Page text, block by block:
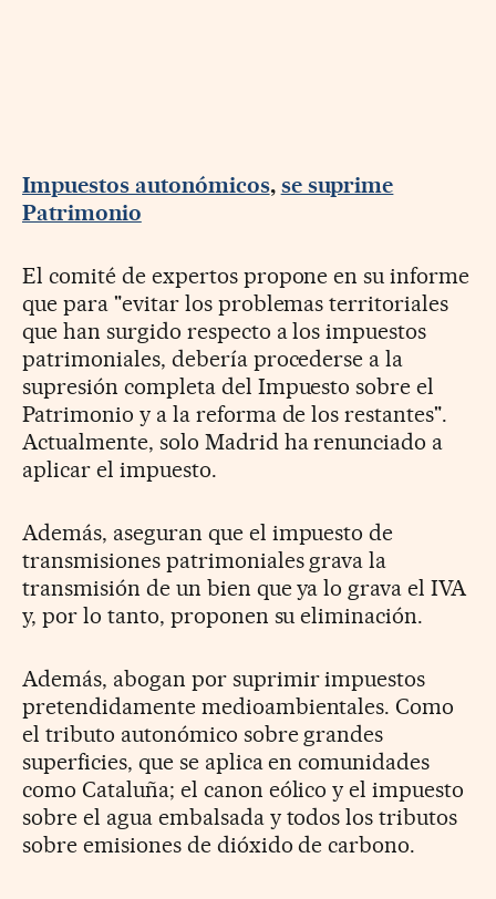
Impuestos autonómicos, se suprime
Patrimonio
El comité de expertos propone en su informe
que para "evitar los problemas territoriales
que han surgido respecto a los impuestos
patrimoniales, debería procederse a la
supresión completa del Impuesto sobre el
Patrimonio y a la reforma de los restantes".
Actualmente, solo Madrid ha renunciado a
aplicar el impuesto.
Además, aseguran que el impuesto de
transmisiones patrimoniales grava la
transmisión de un bien que ya lo grava el IVA
y, por lo tanto, proponen su eliminación.
Además, abogan por suprimir impuestos
pretendidamente medioambientales. Como
el tributo autonómico sobre grandes
superficies, que se aplica en comunidades
como Cataluña; el canon eólico y el impuesto
sobre el agua embalsada y todos los tributos
sobre emisiones de dióxido de carbono.